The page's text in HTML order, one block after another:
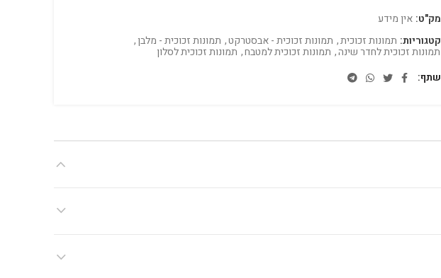
מק"ט: אין מידע
קטגוריות: תמונות זכוכית, תמונות זכוכית - אבסטרקט, תמונות זכוכית - מלבן,
תמונות זכוכית לחדר שינה, תמונות זכוכית למטבח, תמונות זכוכית לסלון
שתף